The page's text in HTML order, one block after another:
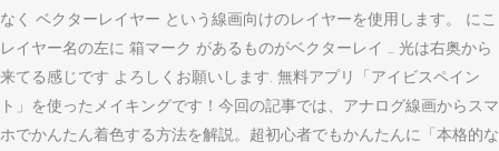
なく ベクターレイヤー という線画向けのレイヤーを使用します。 にこ
レイヤー名の左に 箱マーク があるものがベクターレイ … 光は右奥から
来てる感じです よろしくお願いします. 無料アプリ「アイビスペイン
ト」を使ったメイキングです！今回の記事では、アナログ線画からスマ
ホでかんたん着色する方法を解説。超初心者でもかんたんに「本格的な